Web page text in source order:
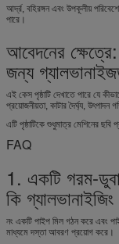
আর্দ্র, বহিরঙ্গন এবং উপকূলীয়
পারে।
আবেদনের
জন্য
এই কেস পৃষ্ঠাটি দেখাতে পারে যে
প্রয়োজনীয়তা, কাটার দৈর্ঘ্য, উৎপাদন
এটি পৃষ্ঠাটিকে শুধুমাত্র মেশিনের
FAQ
1. একটি গরম-
কি
নং একটি পাইপ মিল গঠন করে এবং
মাধ্যমে দস্তা আবরণ প্রয়োগ করে।